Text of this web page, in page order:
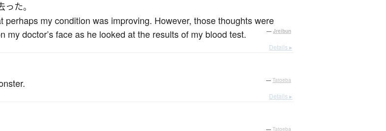
った。
perhaps my condition was improving. However, those thoughts were
doctor’s face as he looked at the results of my blood test.
— Jreibun
Details ▸
— Tatoeba
Details ▸
— Tatoeba